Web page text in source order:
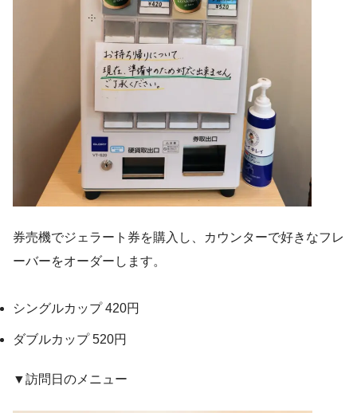
券売機でジェラート券を購入し、カウンターで好きなフレ
ーバーをオーダーします。
シングルカップ 420円
ダブルカップ 520円
▼訪問日のメニュー